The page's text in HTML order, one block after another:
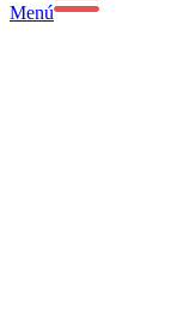
Menú